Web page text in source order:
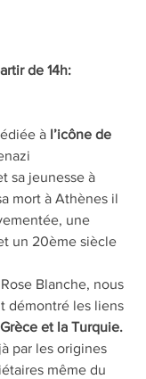
de 14h:
à l’icône de
sa jeunesse à
mort à Athènes il
une
un 20ème siècle
Blanche, nous
démontré les liens
et la Turquie.
par les origines
même du